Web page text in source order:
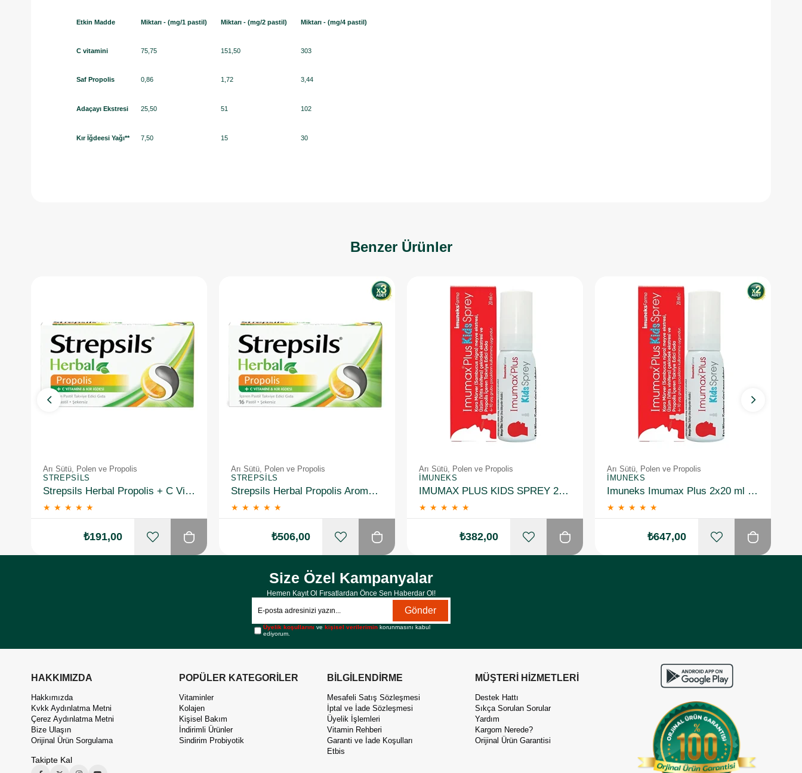
Etkin Madde Miktarı - (mg/1 pastil) Miktarı - (mg/2 pastil) Miktarı - (mg/4 pastil)
C vitamini 75,75 151,50 303
Saf Propolis 0,86 1,72 3,44
Adaçayı Ekstresi 25,50 51 102
Kır İğdeesi Yağı** 7,50 15 30
Benzer Ürünler
Arı Sütü, Polen ve Propolis
STREPSILS
Strepsils Herbal Propolis + C Vitamini İçeren Takviye Edici Gıda 16 Pastil
★ ★ ★ ★ ★
₺191,00
Arı Sütü, Polen ve Propolis
STREPSILS
Strepsils Herbal Propolis Aromalı 16 Pastil 3 Adet
★ ★ ★ ★ ★
₺506,00
Arı Sütü, Polen ve Propolis
İMUNEKS
IMUMAX PLUS KIDS SPREY 20 ML
★ ★ ★ ★ ★
₺382,00
Arı Sütü, Polen ve Propolis
İMUNEKS
Imuneks Imumax Plus 2x20 ml Boğaz Spreyi
★ ★ ★ ★ ★
₺647,00
Size Özel Kampanyalar
Hemen Kayıt Ol Fırsatlardan Önce Sen Haberdar Ol!
Gönder
Üyelik koşullarını vekişisel verilerimin korunmasını kabul
ediyorum.
HAKKIMIZDA
Hakkımızda
Kvkk Aydınlatma Metni
Çerez Aydınlatma Metni
Bize Ulaşın
Orijinal Ürün Sorgulama
Takipte Kal
POPÜLER KATEGORİLER
Vitaminler
Kolajen
Kişisel Bakım
İndirimli Ürünler
Sindirim Probiyotik
BİLGİLENDİRME
Mesafeli Satış Sözleşmesi
İptal ve İade Sözleşmesi
Üyelik İşlemleri
Vitamin Rehberi
Garanti ve İade Koşulları
Etbis
MÜŞTERİ HİZMETLERİ
Destek Hattı
Sıkça Sorulan Sorular
Yardım
Kargom Nerede?
Orijinal Ürün Garantisi